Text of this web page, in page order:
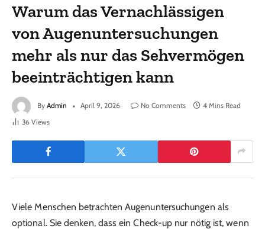
Warum das Vernachlässigen
von Augenuntersuchungen
mehr als nur das Sehvermögen
beeinträchtigen kann
By Admin April 9, 2026 No Comments
4 Mins Read
36 Views
Viele Menschen betrachten Augenuntersuchungen als
optional. Sie denken, dass ein Check-up nur nötig ist, wenn